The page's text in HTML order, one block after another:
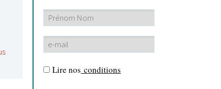
Lire nos conditions